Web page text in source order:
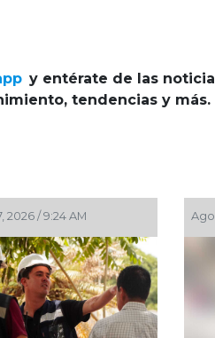
y entérate de las
tendencias y más.
2026 / 9:24 AM Ago